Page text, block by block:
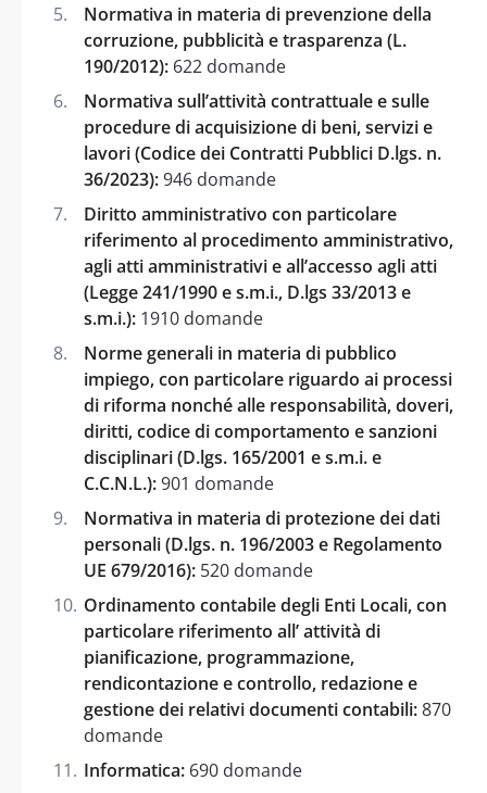
Normativa in materia di prevenzione della
corruzione, pubblicità e trasparenza (L.
190/2012): 622 domande
Normativa sull’attività contrattuale e sulle
procedure di acquisizione di beni, servizi e
lavori (Codice dei Contratti Pubblici D.lgs. n.
36/2023):946 domande
Diritto amministrativo con particolare
riferimento al procedimento amministrativo,
agli atti amministrativi e all’accesso agli atti
(Legge 241/1990 e s.m.i., D.lgs 33/2013 e
s.m.i.): 1910 domande
Norme generali in materia di pubblico
impiego, con particolare riguardo ai processi
di riforma nonché alle responsabilità, doveri,
diritti, codice di comportamento e sanzioni
disciplinari (D.lgs. 165/2001 e s.m.i. e
C.C.N.L.):901 domande
Normativa in materia di protezione dei dati
personali (D.lgs. n. 196/2003 e Regolamento
UE 679/2016): 520 domande
Ordinamento contabile degli Enti Locali, con
particolare riferimento all’ attività di
pianificazione, programmazione,
rendicontazione e controllo, redazione e
gestione dei relativi documenti contabili:870
domande
Informatica: 690 domande